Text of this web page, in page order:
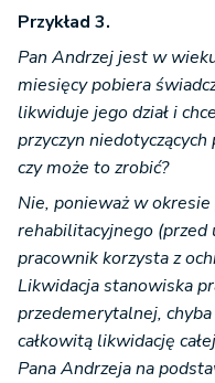
Przykład 3.
Pan Andrzej jest w
miesięcy pobiera
likwiduje jego dział i
przyczyn
czy może to zrobić?
Nie, ponieważ w
rehabilitacyjnego (przed
pracownik korzysta z
Likwidacja stanowiska
przedemerytalnej, chyba
całkowitą likwidację
Pana Andrzeja na